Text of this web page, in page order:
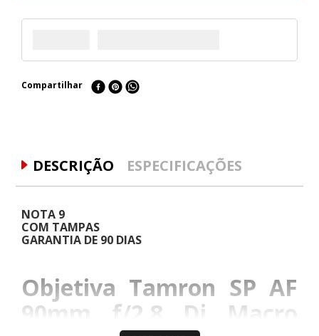
Compartilhar
DESCRIÇÃO ESPECIFICAÇÕES
NOTA 9
COM TAMPAS
GARANTIA DE 90 DIAS
Objetiva Tamron SP AF
90mm f/2.8 Di Macro